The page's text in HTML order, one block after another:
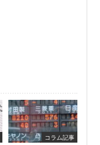
コラム記事